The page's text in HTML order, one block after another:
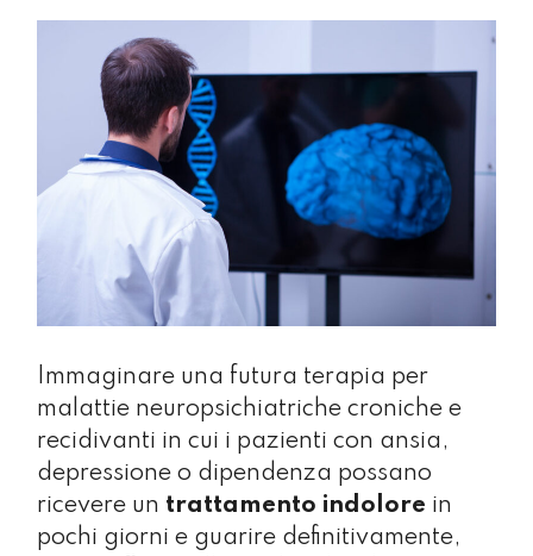
Immaginare una futura terapia per
malattie neuropsichiatriche croniche e
recidivanti in cui i pazienti con ansia,
depressione o dipendenza possano
ricevere un trattamento indolore in
pochi giorni e guarire definitivamente,